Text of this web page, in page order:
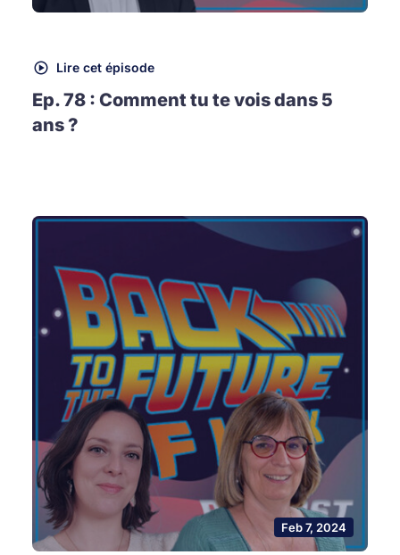
Lire cet épisode
Ep. 78 : Comment tu te vois dans 5
ans ?
Feb 7, 2024